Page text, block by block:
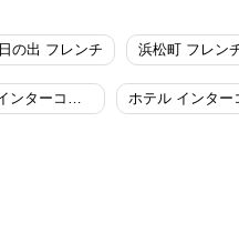
日の出 フレンチ 浜松町 フレン
鉄板焼 匠／ホテル インターコンチネンタル 東京ベイ